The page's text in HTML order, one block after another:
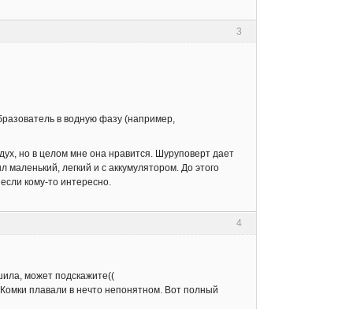
3
в водную фазу (например,
но в целом мне она нравится. Шуруповерт дает
легкий и с аккумулятором. До этого
кому-то интересно.
4
может подскажите((
плавали в нечто непонятном. Вот полный